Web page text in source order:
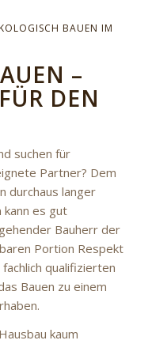
BAUEN IM
–
DEN
suchen für
Partner? Dem
durchaus langer
kann es gut
Bauherr der
Portion Respekt
qualifizierten
Bauen zu einem
kaum